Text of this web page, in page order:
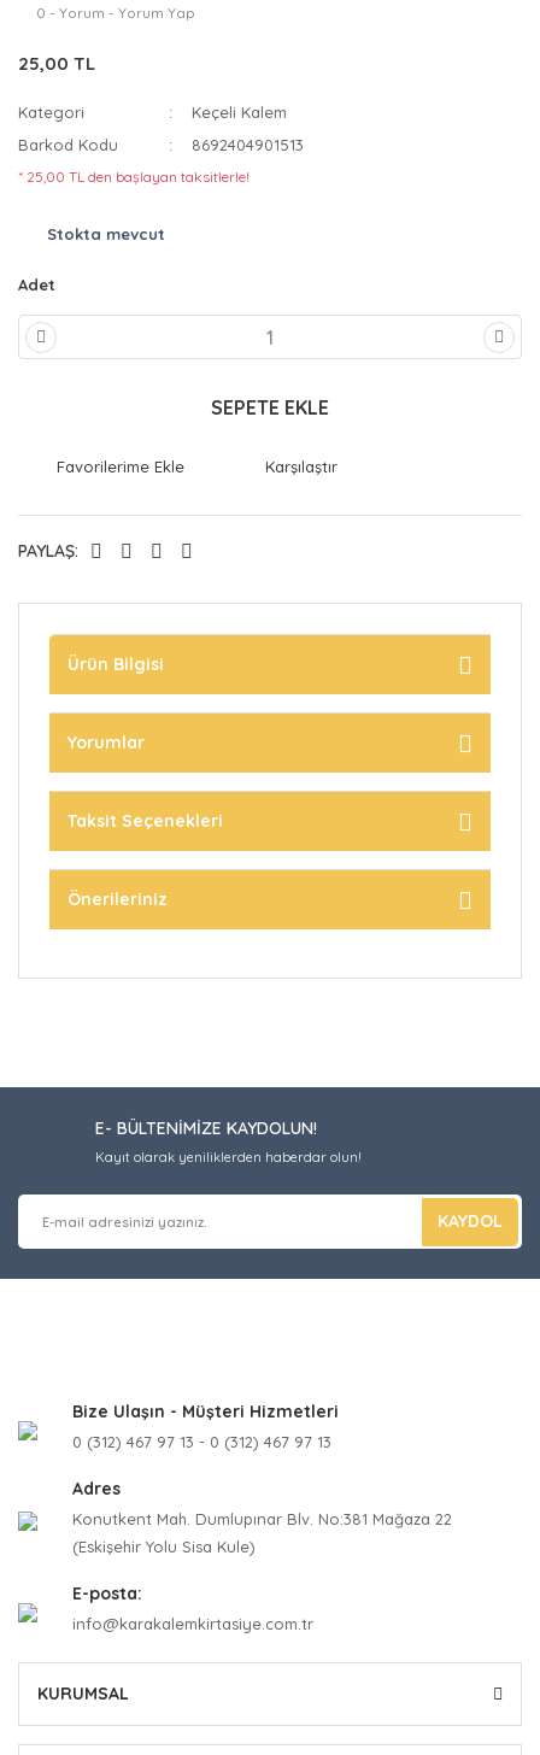
0 - Yorum - Yorum Yap
25,00 TL
Kategori
Keçeli Kalem
Barkod Kodu
8692404901513
* 25,00 TL den başlayan taksitlerle!
Stokta mevcut
Adet
SEPETE EKLE
Karşılaştır
PAYLAŞ:
Ürün Bilgisi
Yorumlar
Taksit Seçenekleri
Önerileriniz
E- BÜLTENİMİZE KAYDOLUN!
Kayıt olarak yeniliklerden haberdar olun!
KAYDOL
Bize Ulaşın - Müşteri Hizmetleri
0 (312) 467 97 13 - 0 (312) 467 97 13
Adres
Konutkent Mah. Dumlupınar Blv. No:381 Mağaza 22
(Eskişehir Yolu Sisa Kule)
E-posta:
info@karakalemkirtasiye.com.tr
KURUMSAL